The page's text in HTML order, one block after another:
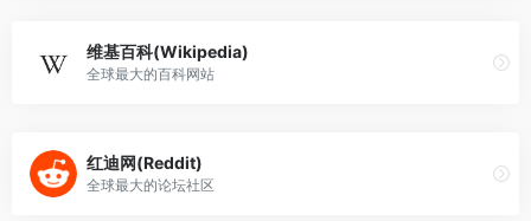
维基百科(Wikipedia)
全球最大的百科网站
红迪网(Reddit)
全球最大的论坛社区